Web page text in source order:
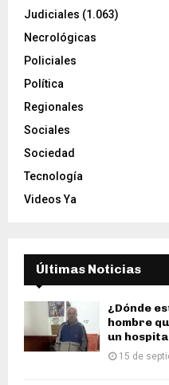
Judiciales (1.063)
Necrológicas
Policiales
Política
Regionales
Sociales
Sociedad
Tecnología
Videos Ya
Últimas Noticias
¿Dónde
hombre
un
15 de